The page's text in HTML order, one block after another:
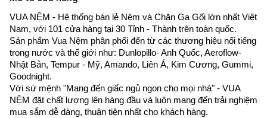
VUA NỆM - Hệ thống bán lẻ Nệm và Chăn Ga Gối lớn nhất Việt
Nam, với 101 cửa hàng tại 30 Tỉnh - Thành trên toàn quốc.
Sản phẩm Vua Nệm phân phối đến từ các thương hiệu nổi tiếng
trong nước và thế giới như: Dunlopillo- Anh Quốc, Aeroflow-
Nhật Bản, Tempur - Mỹ, Amando, Liên Á, Kim Cương, Gummi,
Goodnight.
Với sứ mệnh "Mang đến giấc ngủ ngon cho mọi nhà" - VUA
NỆM đặt chất lượng lên hàng đầu và luôn mang đến trải nghiệm
mua sắm dễ dàng, thuận tiện nhất cho khách hàng.